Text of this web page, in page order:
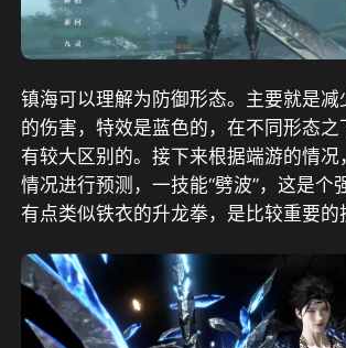
镇海可以理解为防御形态。主要就是减
的伤害，特效是蓝色的，在不同形态之
有较大区别的。接下来根据端游的情况
情况进行预测，一技能“劈波”，这是个
有点类似铁衣的升龙拳，是比较重要的